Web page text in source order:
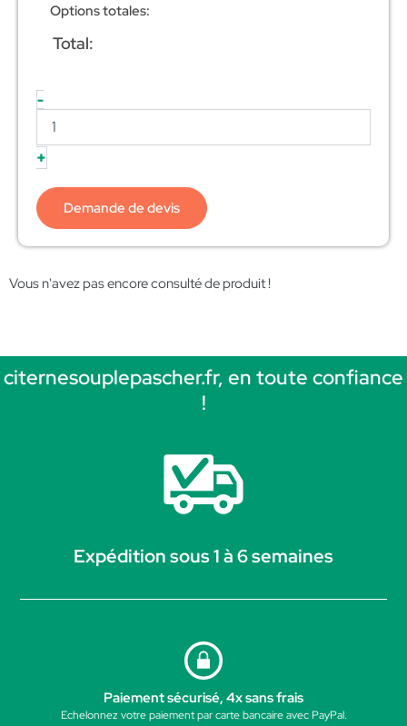
Options totales:
Total:
-
+
Demande de devis
Vous n'avez pas encore consulté de produit !
citernesouplepascher.fr, en toute confiance
!
Expédition sous 1 à 6 semaines
Paiement sécurisé, 4x sans frais
Echelonnez votre paiement par carte bancaire avec PayPal.